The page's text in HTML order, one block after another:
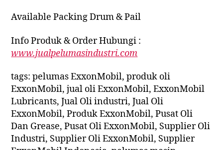
Available Packing Drum & Pail
Info Produk & Order Hubungi :
www.jualpelumasindustri.com
tags: pelumas ExxonMobil, produk oli
ExxonMobil, jual oli ExxonMobil, ExxonMobil
Lubricants, Jual Oli industri, Jual Oli
ExxonMobil, Produk ExxonMobil, Pusat Oli
Dan Grease, Pusat Oli ExxonMobil, Supplier Oli
Industri, Supplier Oli ExxonMobil, Supplier